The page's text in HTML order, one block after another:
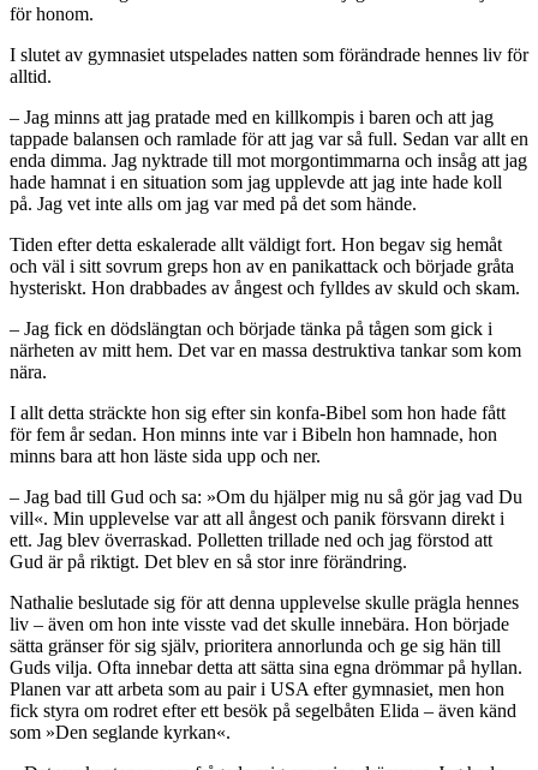
för honom.
I slutet av gymnasiet utspelades natten som förändrade hennes liv för
alltid.
– Jag minns att jag pratade med en killkompis i baren och att jag
tappade balansen och ramlade för att jag var så full. Sedan var allt en
enda dimma. Jag nyktrade till mot morgontimmarna och insåg att jag
hade hamnat i en situation som jag upplevde att jag inte hade koll
på. Jag vet inte alls om jag var med på det som hände.
Tiden efter detta eskalerade allt väldigt fort. Hon begav sig hemåt
och väl i sitt sovrum greps hon av en panikattack och började gråta
hysteriskt. Hon drabbades av ångest och fylldes av skuld och skam.
– Jag fick en dödslängtan och började tänka på tågen som gick i
närheten av mitt hem. Det var en massa destruktiva tankar som kom
nära.
I allt detta sträckte hon sig efter sin konfa-Bibel som hon hade fått
för fem år sedan. Hon minns inte var i Bibeln hon hamnade, hon
minns bara att hon läste sida upp och ner.
– Jag bad till Gud och sa: »Om du hjälper mig nu så gör jag vad Du
vill«. Min upplevelse var att all ångest och panik försvann direkt i
ett. Jag blev överraskad. Polletten trillade ned och jag förstod att
Gud är på riktigt. Det blev en så stor inre förändring.
Nathalie beslutade sig för att denna upplevelse skulle prägla hennes
liv – även om hon inte visste vad det skulle innebära. Hon började
sätta gränser för sig själv, prioritera annorlunda och ge sig hän till
Guds vilja. Ofta innebar detta att sätta sina egna drömmar på hyllan.
Planen var att arbeta som au pair i USA efter gymnasiet, men hon
fick styra om rodret efter ett besök på segelbåten Elida – även känd
som »Den seglande kyrkan«.